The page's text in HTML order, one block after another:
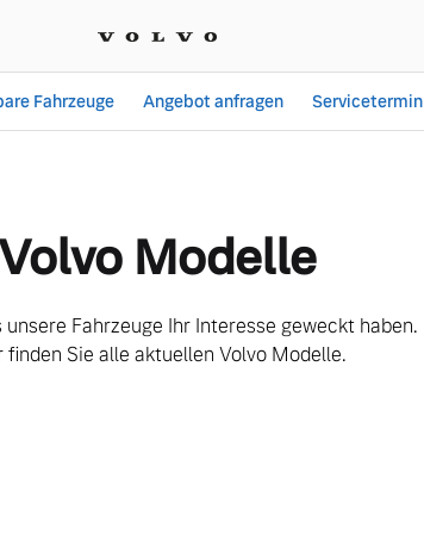
Fahrzeuge Angebot anfragen Servicetermin
Modelle
unsere Fahrzeuge Ihr Interesse geweckt haben.
finden Sie alle aktuellen Volvo Modelle.